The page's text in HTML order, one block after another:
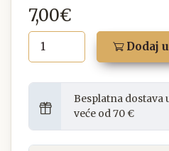
7,00€
Dodaj
Besplatna dostava
veće od 70 €